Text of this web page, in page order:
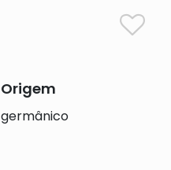
Origem
germânico